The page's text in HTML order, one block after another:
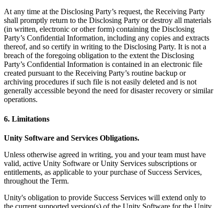
At any time at the Disclosing Party’s request, the Receiving Party
shall promptly return to the Disclosing Party or destroy all materials
(in written, electronic or other form) containing the Disclosing
Party’s Confidential Information, including any copies and extracts
thereof, and so certify in writing to the Disclosing Party. It is not a
breach of the foregoing obligation to the extent the Disclosing
Party’s Confidential Information is contained in an electronic file
created pursuant to the Receiving Party’s routine backup or
archiving procedures if such file is not easily deleted and is not
generally accessible beyond the need for disaster recovery or similar
operations.
6. Limitations
Unity Software and Services Obligations.
Unless otherwise agreed in writing, you and your team must have
valid, active Unity Software or Unity Services subscriptions or
entitlements, as applicable to your purchase of Success Services,
throughout the Term.
Unity's obligation to provide Success Services will extend only to
the current supported version(s) of the Unity Software for the Unity